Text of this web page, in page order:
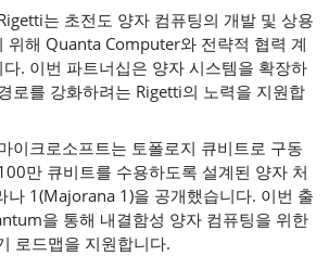
는 초전도 양자 컴퓨팅의 개발 및 상용
위해 Quanta Computer와 전략적 협력 계
. 이번 파트너십은 양자 시스템을 확장하
로를 강화하려는 Rigetti의 노력을 지원합
이크로소프트는 토폴로지 큐비트로 구동
만 큐비트를 수용하도록 설계된 양자 처
나 1(Majorana 1)을 공개했습니다. 이번 출
을 통해 내결함성 양자 컴퓨팅을 위한
로드맵을 지원합니다.